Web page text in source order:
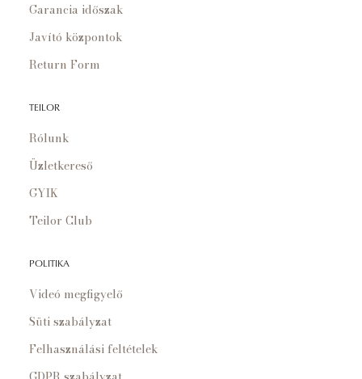
Garancia időszak
Javító központok
Return Form
TEILOR
Rólunk
Üzletkereső
GYIK
Teilor Club
POLITIKA
Videó megfigyelő
Süti szabályzat
Felhasználási feltételek